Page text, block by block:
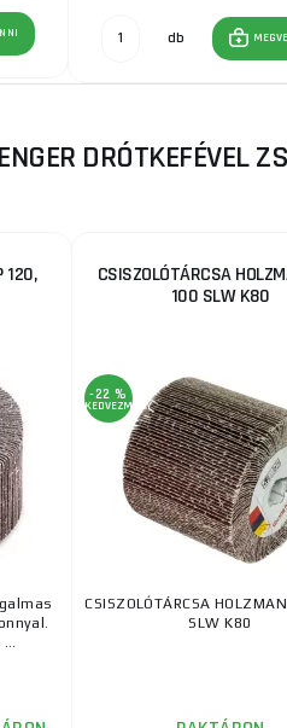
db
DRÓTKEFÉVEL
120,
CSISZOLÓTÁRCSA
100 SLW K80
-22 %
KEDVEZMÉNY
CSISZOLÓTÁRCSA
SLW K80